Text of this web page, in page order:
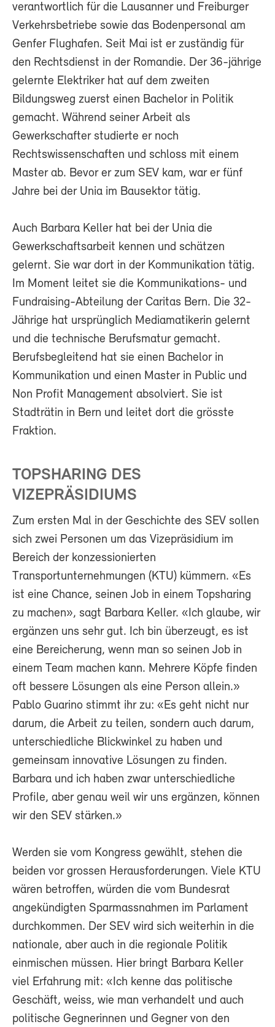
verantwortlich für die Lausanner und Freiburger
Verkehrsbetriebe sowie das Bodenpersonal am
Genfer Flughafen. Seit Mai ist er zuständig für
den Rechtsdienst in der Romandie. Der 36-jährige
gelernte Elektriker hat auf dem zweiten
Bildungsweg zuerst einen Bachelor in Politik
gemacht. Während seiner Arbeit als
Gewerkschafter studierte er noch
Rechtswissenschaften und schloss mit einem
Master ab. Bevor er zum SEV kam, war er fünf
Jahre bei der Unia im Bausektor tätig.
Auch Barbara Keller hat bei der Unia die
Gewerkschaftsarbeit kennen und schätzen
gelernt. Sie war dort in der Kommunikation tätig.
Im Moment leitet sie die Kommunikations- und
Fundraising-Abteilung der Caritas Bern. Die 32-
Jährige hat ursprünglich Mediamatikerin gelernt
und die technische Berufsmatur gemacht.
Berufsbegleitend hat sie einen Bachelor in
Kommunikation und einen Master in Public und
Non Profit Management absolviert. Sie ist
Stadträtin in Bern und leitet dort die grösste
Fraktion.
TOPSHARING DES
VIZEPRÄSIDIUMS
Zum ersten Mal in der Geschichte des SEV sollen
sich zwei Personen um das Vizepräsidium im
Bereich der konzessionierten
Transportunternehmungen (KTU) kümmern. «Es
ist eine Chance, seinen Job in einem Topsharing
zu machen», sagt Barbara Keller. «Ich glaube, wir
ergänzen uns sehr gut. Ich bin überzeugt, es ist
eine Bereicherung, wenn man so seinen Job in
einem Team machen kann. Mehrere Köpfe finden
oft bessere Lösungen als eine Person allein.»
Pablo Guarino stimmt ihr zu: «Es geht nicht nur
darum, die Arbeit zu teilen, sondern auch darum,
unterschiedliche Blickwinkel zu haben und
gemeinsam innovative Lösungen zu finden.
Barbara und ich haben zwar unterschiedliche
Profile, aber genau weil wir uns ergänzen, können
wir den SEV stärken.»
Werden sie vom Kongress gewählt, stehen die
beiden vor grossen Herausforderungen. Viele KTU
wären betroffen, würden die vom Bundesrat
angekündigten Sparmassnahmen im Parlament
durchkommen. Der SEV wird sich weiterhin in die
nationale, aber auch in die regionale Politik
einmischen müssen. Hier bringt Barbara Keller
viel Erfahrung mit: «Ich kenne das politische
Geschäft, weiss, wie man verhandelt und auch
politische Gegnerinnen und Gegner von den